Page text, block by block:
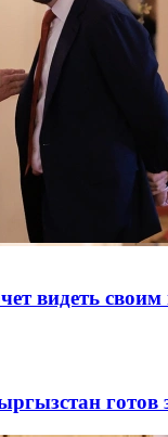
видеть
готов